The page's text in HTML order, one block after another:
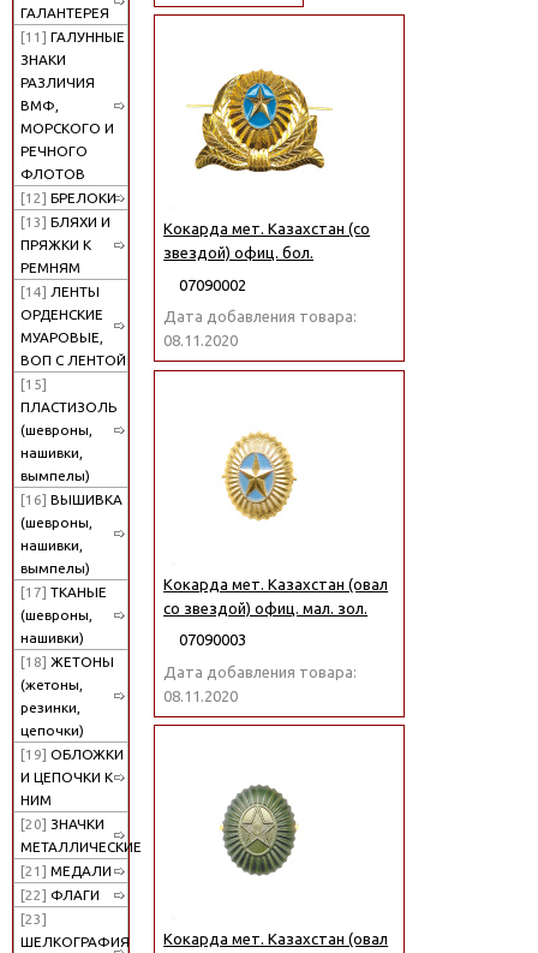
ГАЛАНТЕРЕЯ
[11] ГАЛУННЫЕ
ЗНАКИ
РАЗЛИЧИЯ
ВМФ,
МОРСКОГО И
РЕЧНОГО
ФЛОТОВ
[12] БРЕЛОКИ
[13] БЛЯХИ И
ПРЯЖКИ К
РЕМНЯМ
[14] ЛЕНТЫ
ОРДЕНСКИЕ
МУАРОВЫЕ,
ВОП С ЛЕНТОЙ
[15]
ПЛАСТИЗОЛЬ
(шевроны,
нашивки,
вымпелы)
[16] ВЫШИВКА
(шевроны,
нашивки,
вымпелы)
[17] ТКАНЫЕ
(шевроны,
нашивки)
[18] ЖЕТОНЫ
(жетоны,
резинки,
цепочки)
[19] ОБЛОЖКИ
И ЦЕПОЧКИ К
НИМ
[20] ЗНАЧКИ
МЕТАЛЛИЧЕСКИЕ
[21] МЕДАЛИ
[22] ФЛАГИ
[23]
ШЕЛКОГРАФИЯ
Кокарда мет. Казахстан (со
звездой) офиц. бол.
07090002
Дата добавления товара:
08.11.2020
Кокарда мет. Казахстан (овал
со звездой) офиц. мал. зол.
07090003
Дата добавления товара:
08.11.2020
Кокарда мет. Казахстан (овал